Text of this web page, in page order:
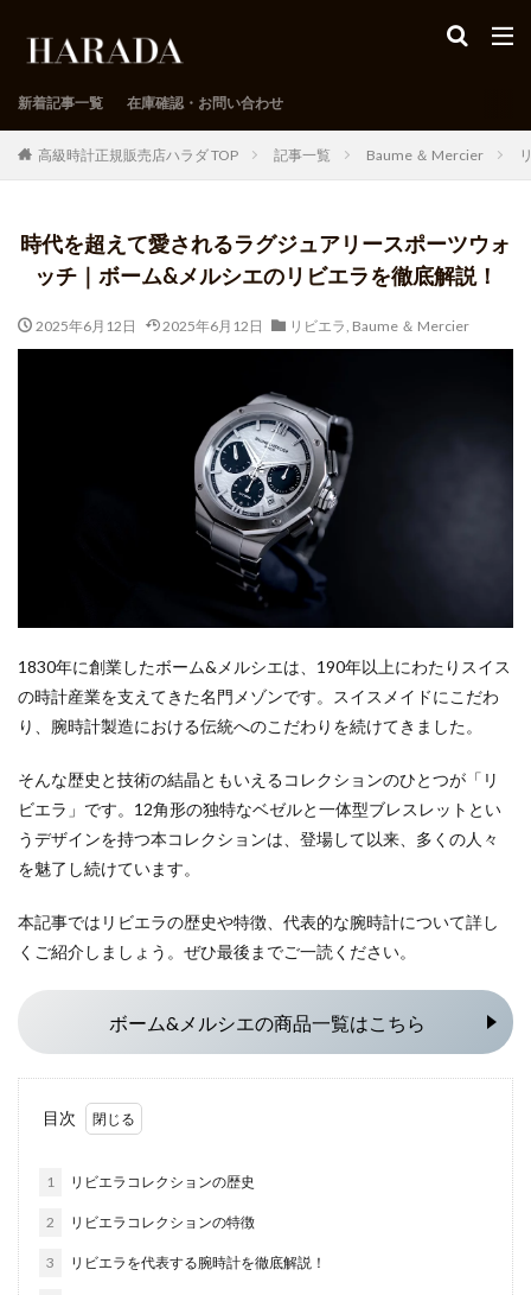
新着記事一覧 在庫確認・お問い合わせ
高級時計正規販売店ハラダ TOP 記事一覧 Baume ＆ Mercier
時代を超えて愛されるラグジュアリースポーツウォ
ッチ｜ボーム&メルシエのリビエラを徹底解説！
2025年6月12日 2025年6月12日 リビエラ, Baume ＆ Mercier
1830年に創業したボーム&メルシエは、190年以上にわたりスイス
の時計産業を支えてきた名門メゾンです。スイスメイドにこだわ
り、腕時計製造における伝統へのこだわりを続けてきました。
そんな歴史と技術の結晶ともいえるコレクションのひとつが「リ
ビエラ」です。12角形の独特なベゼルと一体型ブレスレットとい
うデザインを持つ本コレクションは、登場して以来、多くの人々
を魅了し続けています。
本記事ではリビエラの歴史や特徴、代表的な腕時計について詳し
くご紹介しましょう。ぜひ最後までご一読ください。
ボーム&メルシエの商品一覧はこちら
目次
1 リビエラコレクションの歴史
2 リビエラコレクションの特徴
3 リビエラを代表する腕時計を徹底解説！